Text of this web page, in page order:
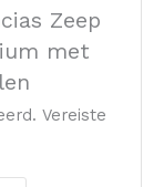
Zeep
met
Vereiste